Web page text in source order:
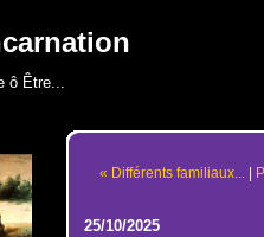
ô Être...
« Différents familiaux... |
25/10/2025